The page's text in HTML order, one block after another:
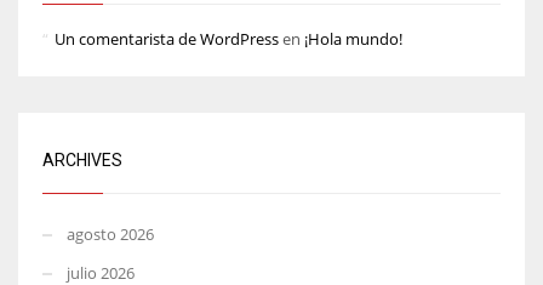
Un comentarista de WordPressen ¡Hola mundo!
ARCHIVES
agosto 2026
julio 2026